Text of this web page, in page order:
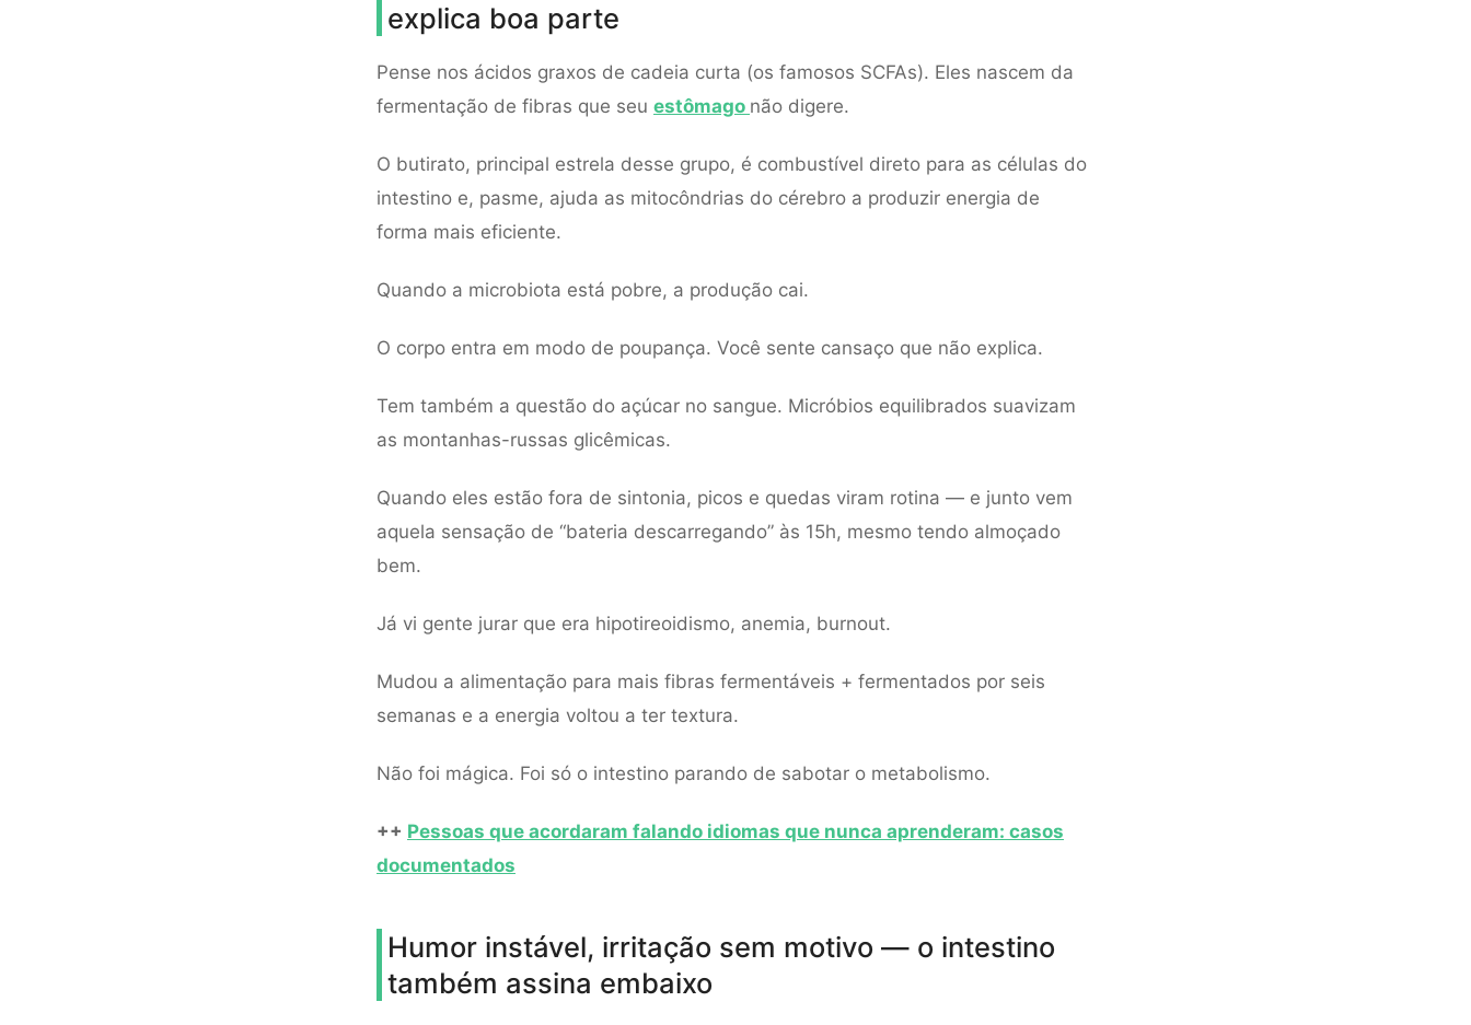
explica boa parte
Pense nos ácidos graxos de cadeia curta (os famosos SCFAs). Eles nascem da
fermentação de fibras que seu estômago não digere.
O butirato, principal estrela desse grupo, é combustível direto para as células do
intestino e, pasme, ajuda as mitocôndrias do cérebro a produzir energia de
forma mais eficiente.
Quando a microbiota está pobre, a produção cai.
O corpo entra em modo de poupança. Você sente cansaço que não explica.
Tem também a questão do açúcar no sangue. Micróbios equilibrados suavizam
as montanhas-russas glicêmicas.
Quando eles estão fora de sintonia, picos e quedas viram rotina — e junto vem
aquela sensação de “bateria descarregando” às 15h, mesmo tendo almoçado
bem.
Já vi gente jurar que era hipotireoidismo, anemia, burnout.
Mudou a alimentação para mais fibras fermentáveis + fermentados por seis
semanas e a energia voltou a ter textura.
Não foi mágica. Foi só o intestino parando de sabotar o metabolismo.
++ Pessoas que acordaram falando idiomas que nunca aprenderam: casos
documentados
Humor instável, irritação sem motivo — o intestino
também assina embaixo